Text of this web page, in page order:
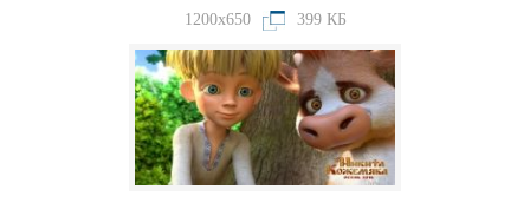
1200x650 399 КБ